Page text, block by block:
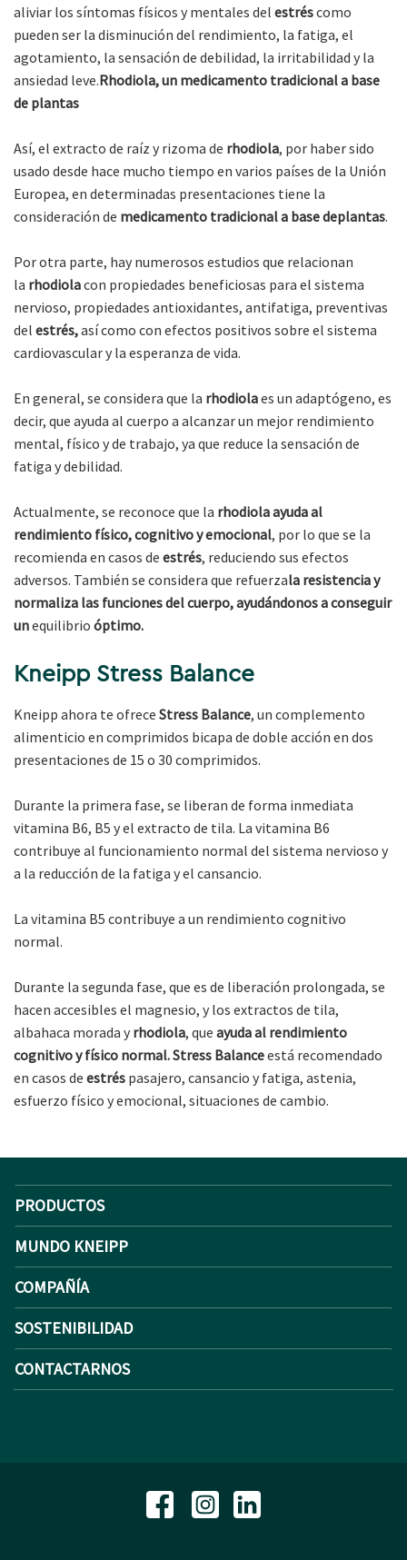
aliviar los síntomas físicos y mentales del estréscomo
pueden ser la disminución del rendimiento, la fatiga, el
agotamiento, la sensación de debilidad, la irritabilidad y la
ansiedad leve.Rhodiola, un medicamento tradicional a base
de plantas
Así, el extracto de raíz y rizoma de rhodiola, por haber sido
usado desde hace mucho tiempo en varios países de la Unión
Europea, en determinadas presentaciones tiene la
consideración de medicamento tradicional a base deplantas.
Por otra parte, hay numerosos estudios que relacionan
la rhodiolacon propiedades beneficiosas para el sistema
nervioso, propiedades antioxidantes, antifatiga, preventivas
del estrés,así como con efectos positivos sobre el sistema
cardiovascular y la esperanza de vida.
En general, se considera que la rhodiolaes un adaptógeno, es
decir, que ayuda al cuerpo a alcanzar un mejor rendimiento
mental, físico y de trabajo, ya que reduce la sensación de
fatiga y debilidad.
Actualmente, se reconoce que la rhodiolaayuda al
rendimiento físico, cognitivo y emocional, por lo que se la
recomienda en casos de estrés, reduciendo sus efectos
adversos. También se considera que refuerzala resistencia y
normaliza las funciones del cuerpo, ayudándonos a conseguir
unequilibrio óptimo.
Kneipp Stress Balance
Kneipp ahora te ofrece Stress Balance, un complemento
alimenticio en comprimidos bicapa de doble acción en dos
presentaciones de 15 o 30 comprimidos.
Durante la primera fase, se liberan de forma inmediata
vitamina B6, B5 y el extracto de tila. La vitamina B6
contribuye al funcionamiento normal del sistema nervioso y
a la reducción de la fatiga y el cansancio.
La vitamina B5 contribuye a un rendimiento cognitivo
normal.
Durante la segunda fase, que es de liberación prolongada, se
hacen accesibles el magnesio, y los extractos de tila,
albahaca morada y rhodiola, que ayuda al rendimiento
cognitivo y físico normal. Stress Balanceestá recomendado
en casos de estrés pasajero, cansancio y fatiga, astenia,
esfuerzo físico y emocional, situaciones de cambio.
PRODUCTOS
MUNDO KNEIPP
COMPAÑÍA
SOSTENIBILIDAD
CONTACTARNOS